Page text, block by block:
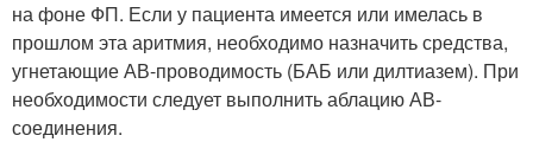
на фоне ФП. Если у пациента имеется или имелась в
прошлом эта аритмия, необходимо назначить средства,
угнетающие АВ-проводимость (БАБ или дилтиазем). При
необходимости следует выполнить аблацию АВ-
соединения.